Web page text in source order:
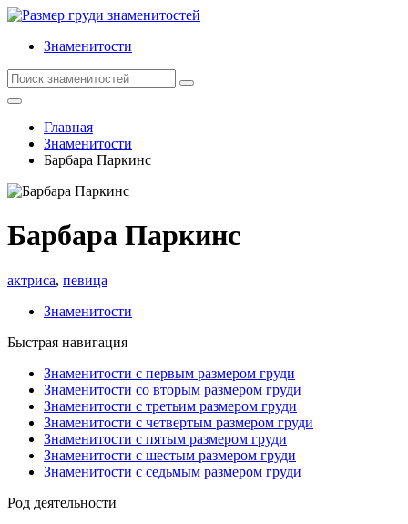
Знаменитости
Главная
Знаменитости
Барбара Паркинс
Барбара Паркинс
актриса, певица
Знаменитости
Быстрая навигация
Знаменитости с первым размером груди
Знаменитости со вторым размером груди
Знаменитости с третьим размером груди
Знаменитости с четвертым размером груди
Знаменитости с пятым размером груди
Знаменитости с шестым размером груди
Знаменитости с седьмым размером груди
Род деятельности